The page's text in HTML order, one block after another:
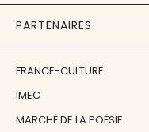
PARTENAIRES
FRANCE-CULTURE
IMEC
MARCHÉ DE LA POÉSIE